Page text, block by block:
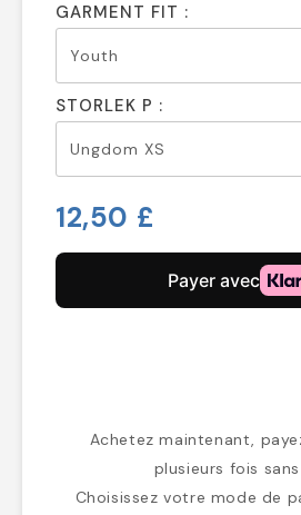
GARMENT FIT :
STORLEK P :
12,50 £
Achetez maintenant,
plusieurs fois
Choisissez votre mode de